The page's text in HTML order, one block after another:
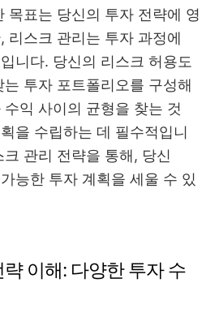
목표는 당신의 투자 전략에 영
리스크 관리는 투자 과정에
니다. 당신의 리스크 허용도
투자 포트폴리오를 구성해
익 사이의 균형을 찾는 것
을 수립하는 데 필수적입니
관리 전략을 통해, 당신
능한 투자 계획을 세울 수 있
이해: 다양한 투자 수